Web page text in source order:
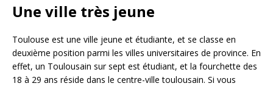
Une ville très jeune
Toulouse est une ville jeune et étudiante, et se classe en
deuxième position parmi les villes universitaires de province. En
effet, un Toulousain sur sept est étudiant, et la fourchette des
18 à 29 ans réside dans le centre-ville toulousain. Si vous